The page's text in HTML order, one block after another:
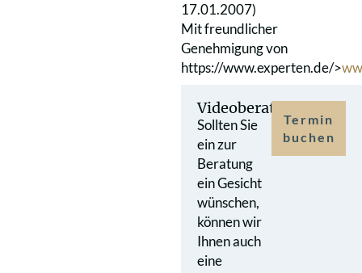
17.01.2007)
Mit freundlicher
Genehmigung von
https://www.experten.de/>
Videoberatung
Sollten Sie
ein zur
Beratung
ein Gesicht
wünschen,
können wir
Ihnen auch
eine
Termin
buchen